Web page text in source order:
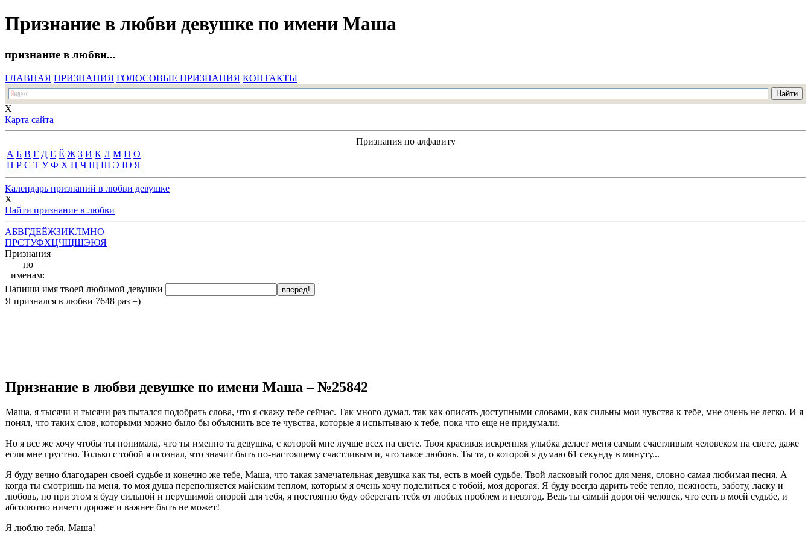
Признание в любви девушке по имени Маша
признание в любви...
ГЛАВНАЯ ПРИЗНАНИЯ ГОЛОСОВЫЕ ПРИЗНАНИЯ КОНТАКТЫ
X
Карта сайта
Признания по алфавиту
А Б В Г Д Е Ё Ж З И К Л М Н О
П Р С Т У Ф Х Ц Ч Щ Ш Э Ю Я
Календарь признаний в любви девушке
X
Найти признание в любви
АБВГДЕЁЖЗИКЛМНО
ПРСТУФХЦЧЩШЭЮЯ
Признания
по
именам:
Напиши имя твоей любимой девушки
Я признался в любви 7648 раз =)
Признание в любви девушке по имени Маша – №25842
Маша, я тысячи и тысячи раз пытался подобрать слова, что я скажу тебе сейчас. Так много думал, так как описать доступными словами, как сильны мои чувства к тебе, мне очень не легко. И я
понял, что таких слов, которыми можно было бы объяснить все те чувства, которые я испытываю к тебе, пока что еще не придумали.
Но я все же хочу чтобы ты понимала, что ты именно та девушка, с которой мне лучше всех на свете. Твоя красивая искренняя улыбка делает меня самым счастливым человеком на свете, даже
если мне грустно. Только с тобой я осознал, что значит быть по-настоящему счастливым и, что такое любовь. Ты та, о которой я думаю 61 секунду в минуту...
Я буду вечно благодарен своей судьбе и конечно же тебе, Маша, что такая замечательная девушка как ты, есть в моей судьбе. Твой ласковый голос для меня, словно самая любимая песня. А
когда ты смотришь на меня, то моя душа переполняется майским теплом, которым я очень хочу поделиться с тобой, моя дорогая. Я буду всегда дарить тебе тепло, нежность, заботу, ласку и
любовь, но при этом я буду сильной и нерушимой опорой для тебя, я постоянно буду оберегать тебя от любых проблем и невзгод. Ведь ты самый дорогой человек, что есть в моей судьбе, и
абсолютно ничего дороже и важнее быть не может!
Я люблю тебя, Маша!